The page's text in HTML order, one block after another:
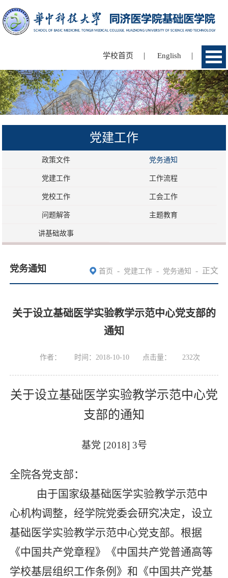
学校首页 | English |
党建工作
政策文件 党务通知
党建工作 工作流程
党校工作 工会工作
问题解答 主题教育
讲基础故事
党务通知 首页 - 党建工作 - 党务通知 - 正文
关于设立基础医学实验教学示范中心党支部的
通知
作者： 时间：2018-10-10 点击量： 232次
关于设立基础医学实验教学示范中心党
支部的通知
基党 [2018] 3号
全院各党支部：
由于国家级基础医学实验教学示范中
心机构调整，经学院党委会研究决定，设立
基础医学实验教学示范中心党支部。根据
《中国共产党章程》《中国共产党普通高等
学校基层组织工作条例》和《中国共产党基